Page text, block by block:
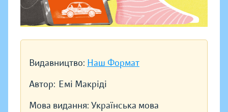
Видавництво: Наш Формат
Автор: Емі Макріді
Мова видання: Українська мова